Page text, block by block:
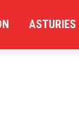
ASTURIES